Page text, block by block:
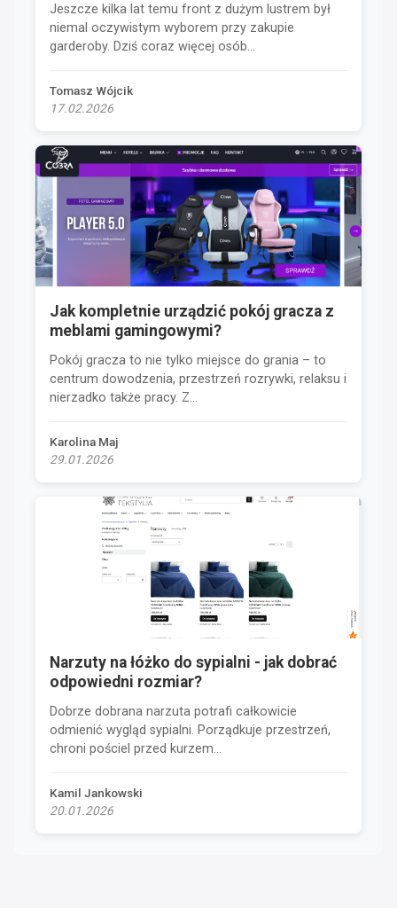
Jeszcze kilka lat temu front z dużym lustrem był
niemal oczywistym wyborem przy zakupie
garderoby. Dziś coraz więcej osób...
Tomasz Wójcik
17.02.2026
Jak kompletnie urządzić pokój gracza z
meblami gamingowymi?
Pokój gracza to nie tylko miejsce do grania – to
centrum dowodzenia, przestrzeń rozrywki, relaksu i
nierzadko także pracy. Z...
Karolina Maj
29.01.2026
Narzuty na łóżko do sypialni - jak dobrać
odpowiedni rozmiar?
Dobrze dobrana narzuta potrafi całkowicie
odmienić wygląd sypialni. Porządkuje przestrzeń,
chroni pościel przed kurzem...
Kamil Jankowski
20.01.2026